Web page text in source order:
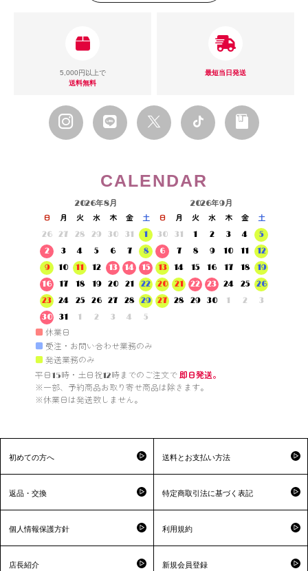
5,000円以上で
送料無料
最短当日発送
CALENDAR
2026年8月
日 月 火 水 木 金
土
26
27 28 29 30 31
1
2
3 4 5 6 7
8
9
10 11 12 13 14
15
16
17 18 19 20 21
22
23
24 25 26 27 28
29
30
31 1 2 3 4 5
2026年9月
日 月 火 水 木 金
土
30
31 1 2 3 4
5
6
7 8 9 10 11
12
13
14 15 16 17 18
19
20
21 22 23 24 25
26
27
28 29 30 1 2 3
■ 休業日
■ 受注・お問い合わせ業務のみ
■ 発送業務のみ
平日15時・土日祝12時までのご注文で 即日発送。
※一部、予約商品お取り寄せ商品は除きます。
※休業日は発送致しません。
初めての方へ 送料とお支払い方法
返品・交換 特定商取引法に基づく表記
個人情報保護方針 利用規約
店長紹介 新規会員登録